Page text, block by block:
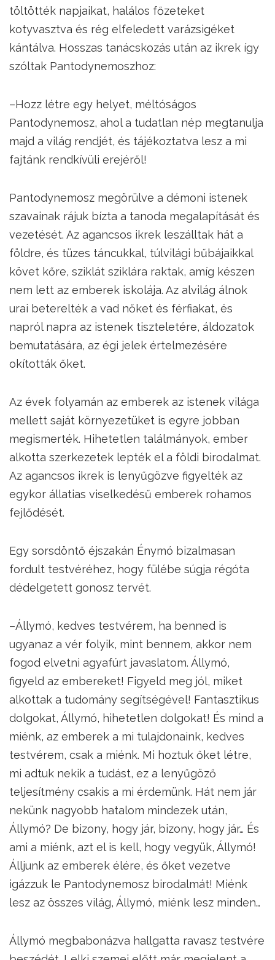
töltötték napjaikat, halálos főzeteket
kotyvasztva és rég elfeledett varázsigéket
kántálva. Hosszas tanácskozás után az ikrek így
szóltak Pantodynemoszhoz:
–Hozz létre egy helyet, méltóságos
Pantodynemosz, ahol a tudatlan nép megtanulja
majd a világ rendjét, és tájékoztatva lesz a mi
fajtánk rendkívüli erejéről!
Pantodynemosz megörülve a démoni istenek
szavainak rájuk bízta a tanoda megalapítását és
vezetését. Az agancsos ikrek leszálltak hát a
földre, és tüzes táncukkal, túlvilági bűbájaikkal
követ kőre, sziklát sziklára raktak, amíg készen
nem lett az emberek iskolája. Az alvilág álnok
urai beterelték a vad nőket és férfiakat, és
napról napra az istenek tiszteletére, áldozatok
bemutatására, az égi jelek értelmezésére
okították őket.
Az évek folyamán az emberek az istenek világa
mellett saját környezetüket is egyre jobban
megismerték. Hihetetlen találmányok, ember
alkotta szerkezetek lepték el a földi birodalmat.
Az agancsos ikrek is lenyűgözve figyelték az
egykor állatias viselkedésű emberek rohamos
fejlődését.
Egy sorsdöntő éjszakán Énymó bizalmasan
fordult testvéréhez, hogy fülébe súgja régóta
dédelgetett gonosz tervét.
–Állymó, kedves testvérem, ha benned is
ugyanaz a vér folyik, mint bennem, akkor nem
fogod elvetni agyafúrt javaslatom. Állymó,
figyeld az embereket! Figyeld meg jól, miket
alkottak a tudomány segítségével! Fantasztikus
dolgokat, Állymó, hihetetlen dolgokat! És mind a
miénk, az emberek a mi tulajdonaink, kedves
testvérem, csak a miénk. Mi hoztuk őket létre,
mi adtuk nekik a tudást, ez a lenyűgöző
teljesítmény csakis a mi érdemünk. Hát nem jár
nekünk nagyobb hatalom mindezek után,
Állymó? De bizony, hogy jár, bizony, hogy jár… És
ami a miénk, azt el is kell, hogy vegyük, Állymó!
Álljunk az emberek élére, és őket vezetve
igázzuk le Pantodynemosz birodalmát! Miénk
lesz az összes világ, Állymó, miénk lesz minden…
Állymó megbabonázva hallgatta ravasz testvére